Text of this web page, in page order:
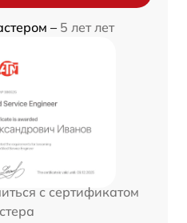
– 5 лет лет
с сертификатом